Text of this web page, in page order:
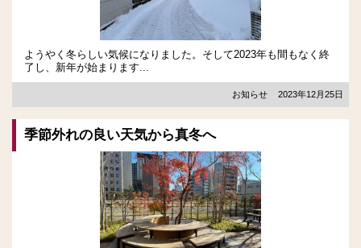
ようやく冬らしい気候になりました。そして2023年も間もなく終
了し、新年が始まります...
お知らせ 2023年12月25日
季節外れの良い天気から真冬へ